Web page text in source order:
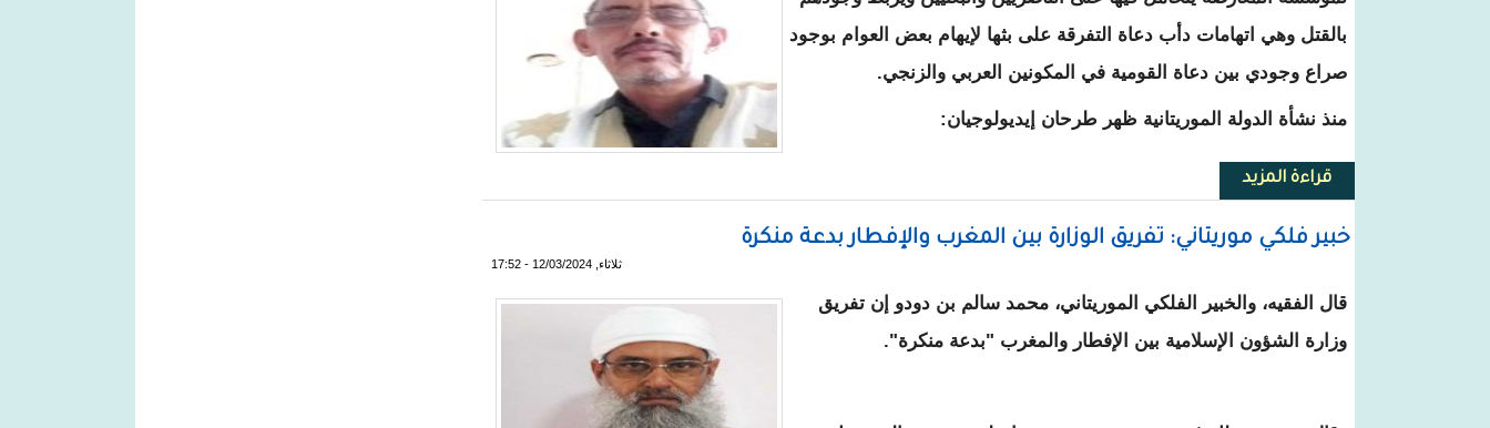
بالقتل وهي اتهامات دأب دعاة التفرقة على بثها لإيهام بعض العوام بوجود
صراع وجودي بين دعاة القومية في المكونين العربي والزنجي.
منذ نشأة الدولة الموريتانية ظهر طرحان إيديولوجيان:
قراءة المزيدحول القوميون : العرب والزنوج وحدة في المصير لا صراع وجود
خبير فلكي موريتاني: تفريق الوزارة بين المغرب والإفطار بدعة منكرة
ثلاثاء, 12/03/2024 - 17:52
قال الفقيه، والخبير الفلكي الموريتاني، محمد سالم بن دودو إن تفريق
وزارة الشؤون الإسلامية بين الإفطار والمغرب "بدعة منكرة".